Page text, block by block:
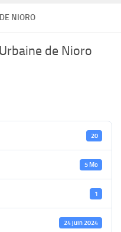
NIORO
de Nioro
20
5 Mo
1
24 juin 2024